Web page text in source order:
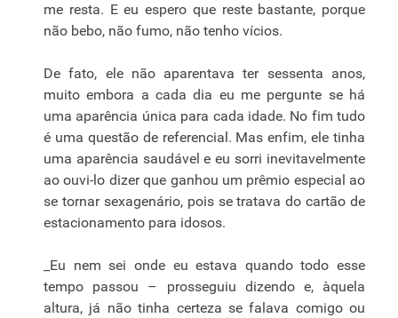
me resta. E eu espero que reste bastante, porque
não bebo, não fumo, não tenho vícios.
De fato, ele não aparentava ter sessenta anos,
muito embora a cada dia eu me pergunte se há
uma aparência única para cada idade. No fim tudo
é uma questão de referencial. Mas enfim, ele tinha
uma aparência saudável e eu sorri inevitavelmente
ao ouvi-lo dizer que ganhou um prêmio especial ao
se tornar sexagenário, pois se tratava do cartão de
estacionamento para idosos.
_Eu nem sei onde eu estava quando todo esse
tempo passou – prosseguiu dizendo e, àquela
altura, já não tinha certeza se falava comigo ou